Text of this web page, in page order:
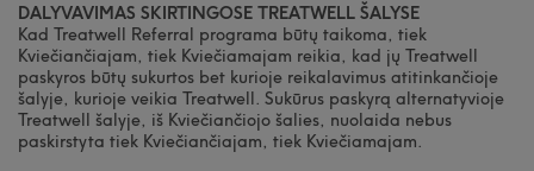
DALYVAVIMAS SKIRTINGOSE TREATWELL ŠALYSE
Kad Treatwell Referral programa būtų taikoma, tiek
Kviečiančiajam, tiek Kviečiamajam reikia, kad jų Treatwell
paskyros būtų sukurtos bet kurioje reikalavimus atitinkančioje
šalyje, kurioje veikia Treatwell. Sukūrus paskyrą alternatyvioje
Treatwell šalyje, iš Kviečiančiojo šalies, nuolaida nebus
paskirstyta tiek Kviečiančiajam, tiek Kviečiamajam.